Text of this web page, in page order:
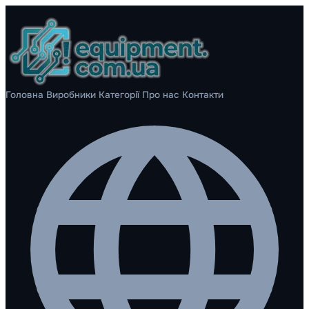
Головна Виробники Категорії Про нас Контакти